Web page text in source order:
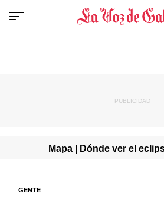
Mapa | Dónde ver el
GENTE